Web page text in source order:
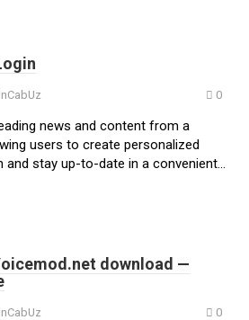
0
news and content from a
users to create personalized
stay up-to-date in a convenient…
download —
0